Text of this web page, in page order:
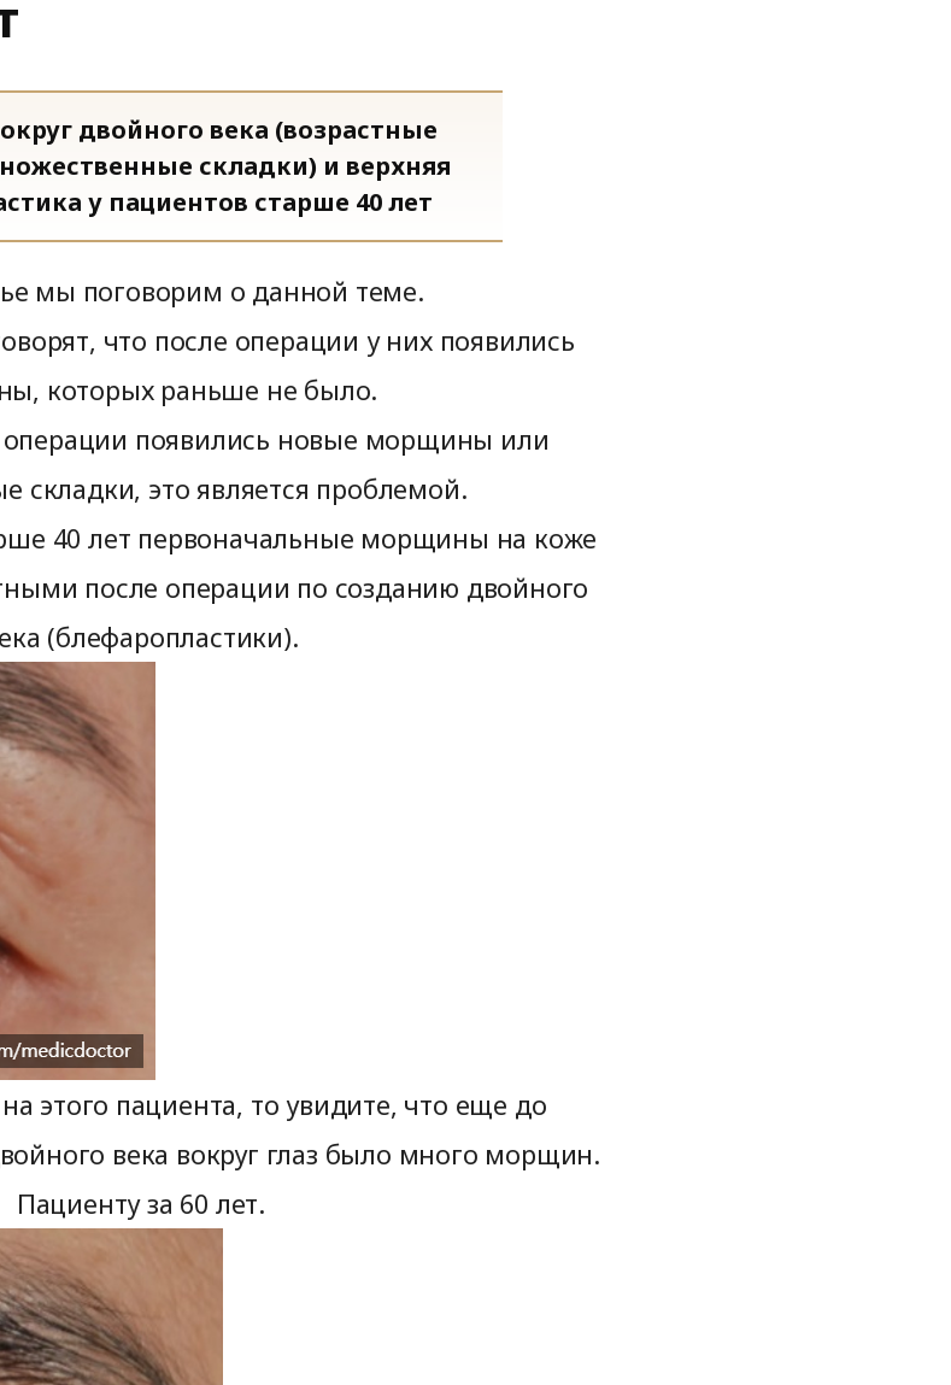
двойного века (возрастные
складки) и верхняя
у пациентов старше 40 лет
мы поговорим о данной теме.
что после операции у них появились
которых раньше не было.
операции появились новые морщины или
складки, это является проблемой.
40 лет первоначальные морщины на коже
после операции по созданию двойного
(блефаропластики).
этого пациента, то увидите, что еще до
века вокруг глаз было много морщин.
Пациенту за 60 лет.